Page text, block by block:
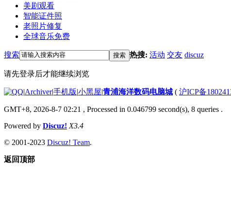
美剧观看
智能证件照
老照片修复
全球音乐免费
搜索 搜索 热搜: 活动 交友 discuz
请先登录后才能继续浏览
|Archiver|手机版|小黑屋|青浦海洋数码电脑城 ( 沪ICP备
GMT+8, 2026-8-7 02:21 , Processed in 0.046799 second(s), 8 queries .
Powered by Discuz! X3.4
© 2001-2023 Discuz! Team.
返回顶部